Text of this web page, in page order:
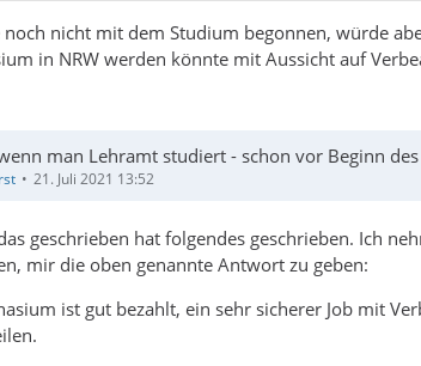
noch nicht mit dem Studium begonnen, würde
in NRW werden könnte mit Aussicht auf
man Lehramt studiert - schon vor Beginn
21. Juli 2021 13:52
geschrieben hat folgendes geschrieben. Ich
mir die oben genannte Antwort zu geben:
ist gut bezahlt, ein sehr sicherer Job mit